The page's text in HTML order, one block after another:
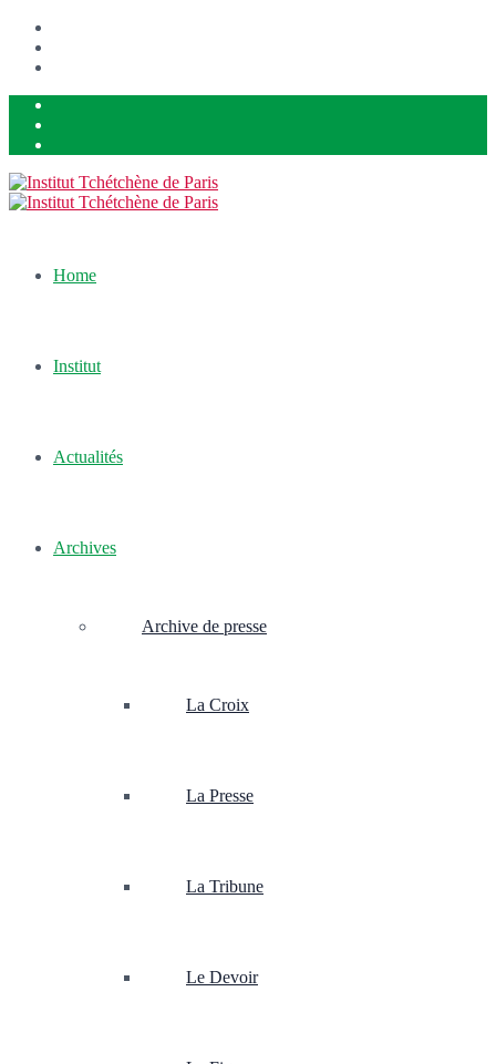
Home
Institut
Actualités
Archives
Archive de presse
La Croix
La Presse
La Tribune
Le Devoir